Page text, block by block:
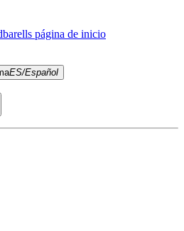
página de inicio
ES/Español